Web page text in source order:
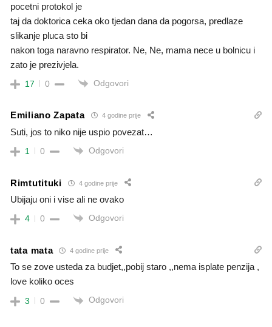
pocetni protokol je
taj da doktorica ceka oko tjedan dana da pogorsa, predlaze
slikanje pluca sto bi
nakon toga naravno respirator. Ne, Ne, mama nece u bolnicu i
zato je prezivjela.
17 0 Odgovori
Emiliano Zapata 4 godine prije
Suti, jos to niko nije uspio povezat…
1 0 Odgovori
Rimtutituki 4 godine prije
Ubijaju oni i vise ali ne ovako
4 0 Odgovori
tata mata 4 godine prije
To se zove usteda za budjet,,pobij staro ,,nema isplate penzija ,
love koliko oces
3 0 Odgovori